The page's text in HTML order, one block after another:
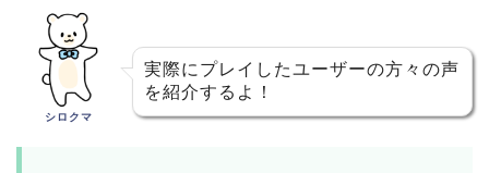
シロクマ
実際にプレイしたユーザーの方々の声
を紹介するよ！